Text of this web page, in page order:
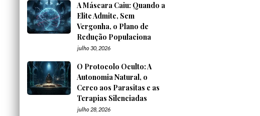
A Máscara Caiu: Quando a
Elite Admite, Sem
Vergonha, o Plano de
Redução Populaciona
julho 30, 2026
O Protocolo Oculto: A
Autonomia Natural, o
Cerco aos Parasitas e as
Terapias Silenciadas
julho 28, 2026